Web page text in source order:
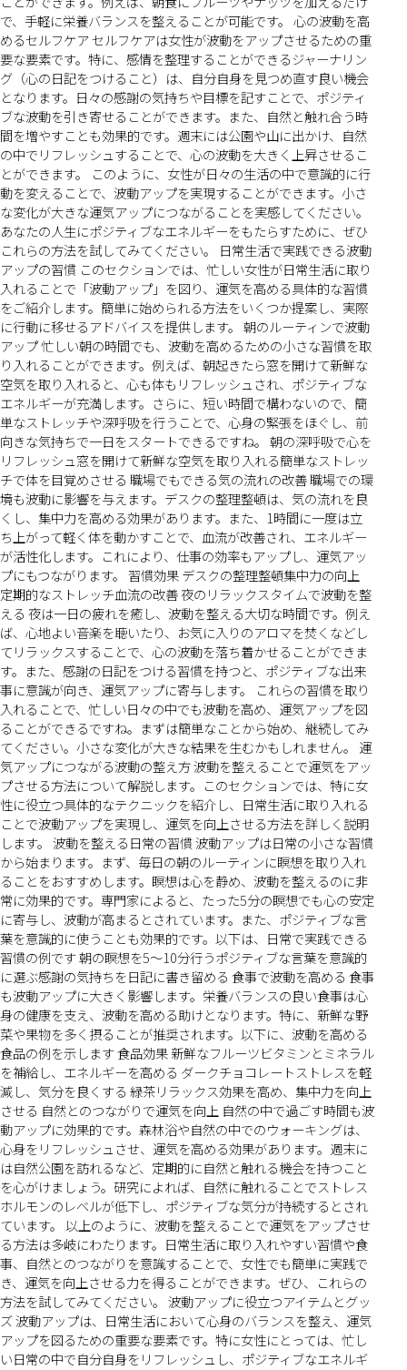
で、手軽に栄養バランスを整えることが可能です。 心の波動を高
めるセルフケア セルフケアは女性が波動をアップさせるための重
要な要素です。特に、感情を整理することができるジャーナリン
グ（心の日記をつけること）は、自分自身を見つめ直す良い機会
となります。日々の感謝の気持ちや目標を記すことで、ポジティ
ブな波動を引き寄せることができます。また、自然と触れ合う時
間を増やすことも効果的です。週末には公園や山に出かけ、自然
の中でリフレッシュすることで、心の波動を大きく上昇させるこ
とができます。 このように、女性が日々の生活の中で意識的に行
動を変えることで、波動アップを実現することができます。小さ
な変化が大きな運気アップにつながることを実感してください。
あなたの人生にポジティブなエネルギーをもたらすために、ぜひ
これらの方法を試してみてください。 日常生活で実践できる波動
アップの習慣 このセクションでは、忙しい女性が日常生活に取り
入れることで「波動アップ」を図り、運気を高める具体的な習慣
をご紹介します。簡単に始められる方法をいくつか提案し、実際
に行動に移せるアドバイスを提供します。 朝のルーティンで波動
アップ 忙しい朝の時間でも、波動を高めるための小さな習慣を取
り入れることができます。例えば、朝起きたら窓を開けて新鮮な
空気を取り入れると、心も体もリフレッシュされ、ポジティブな
エネルギーが充満します。さらに、短い時間で構わないので、簡
単なストレッチや深呼吸を行うことで、心身の緊張をほぐし、前
向きな気持ちで一日をスタートできるですね。 朝の深呼吸で心を
リフレッシュ窓を開けて新鮮な空気を取り入れる簡単なストレッ
チで体を目覚めさせる 職場でもできる気の流れの改善 職場での環
境も波動に影響を与えます。デスクの整理整頓は、気の流れを良
くし、集中力を高める効果があります。また、1時間に一度は立
ち上がって軽く体を動かすことで、血流が改善され、エネルギー
が活性化します。これにより、仕事の効率もアップし、運気アッ
プにもつながります。 習慣効果 デスクの整理整頓集中力の向上
定期的なストレッチ血流の改善 夜のリラックスタイムで波動を整
える 夜は一日の疲れを癒し、波動を整える大切な時間です。例え
ば、心地よい音楽を聴いたり、お気に入りのアロマを焚くなどし
てリラックスすることで、心の波動を落ち着かせることができま
す。また、感謝の日記をつける習慣を持つと、ポジティブな出来
事に意識が向き、運気アップに寄与します。 これらの習慣を取り
入れることで、忙しい日々の中でも波動を高め、運気アップを図
ることができるですね。まずは簡単なことから始め、継続してみ
てください。小さな変化が大きな結果を生むかもしれません。 運
気アップにつながる波動の整え方 波動を整えることで運気をアッ
プさせる方法について解説します。このセクションでは、特に女
性に役立つ具体的なテクニックを紹介し、日常生活に取り入れる
ことで波動アップを実現し、運気を向上させる方法を詳しく説明
します。 波動を整える日常の習慣 波動アップは日常の小さな習慣
から始まります。まず、毎日の朝のルーティンに瞑想を取り入れ
ることをおすすめします。瞑想は心を静め、波動を整えるのに非
常に効果的です。専門家によると、たった5分の瞑想でも心の安定
に寄与し、波動が高まるとされています。また、ポジティブな言
葉を意識的に使うことも効果的です。以下は、日常で実践できる
習慣の例です 朝の瞑想を5〜10分行うポジティブな言葉を意識的
に選ぶ感謝の気持ちを日記に書き留める 食事で波動を高める 食事
も波動アップに大きく影響します。栄養バランスの良い食事は心
身の健康を支え、波動を高める助けとなります。特に、新鮮な野
菜や果物を多く摂ることが推奨されます。以下に、波動を高める
食品の例を示します 食品効果 新鮮なフルーツビタミンとミネラル
を補給し、エネルギーを高める ダークチョコレートストレスを軽
減し、気分を良くする 緑茶リラックス効果を高め、集中力を向上
させる 自然とのつながりで運気を向上 自然の中で過ごす時間も波
動アップに効果的です。森林浴や自然の中でのウォーキングは、
心身をリフレッシュさせ、運気を高める効果があります。週末に
は自然公園を訪れるなど、定期的に自然と触れる機会を持つこと
を心がけましょう。研究によれば、自然に触れることでストレス
ホルモンのレベルが低下し、ポジティブな気分が持続するとされ
ています。 以上のように、波動を整えることで運気をアップさせ
る方法は多岐にわたります。日常生活に取り入れやすい習慣や食
事、自然とのつながりを意識することで、女性でも簡単に実践で
き、運気を向上させる力を得ることができます。ぜひ、これらの
方法を試してみてください。 波動アップに役立つアイテムとグッ
ズ 波動アップは、日常生活において心身のバランスを整え、運気
アップを図るための重要な要素です。特に女性にとっては、忙し
い日常の中で自分自身をリフレッシュし、ポジティブなエネルギ